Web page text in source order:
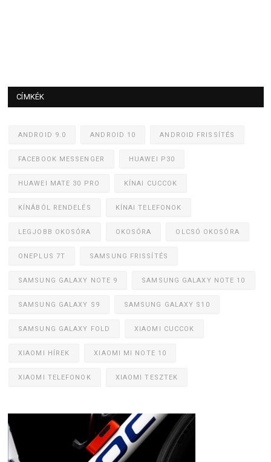
CÍMKÉK
ANDROID 9.0 ANDROID 10 ANDROID FRISSÍTÉS
FACEBOOK MESSENGER HUAWEI P30
HUAWEI MATE 30 PRO KÍNAI CUCCOK
KÍNÁBÓL RENDELÉS KÍNAI TELEFONOK
LEGJOBB OKOSÓRA OKOSÓRA OLCSÓ OKOSÓRA
ONEPLUS 7T SAMSUNG FRISSÍTÉS
SAMSUNG GALAXY NOTE 9 SAMSUNG GALAXY NOTE 10
SAMSUNG GALAXY S9 SAMSUNG GALAXY S10
SAMSUNG GALAXY FOLD XIAOMI CUCCOK
XIAOMI HÍREK XIAOMI MI NOTE 10
XIAOMI TELEFONOK XIAOMI TESZTEK